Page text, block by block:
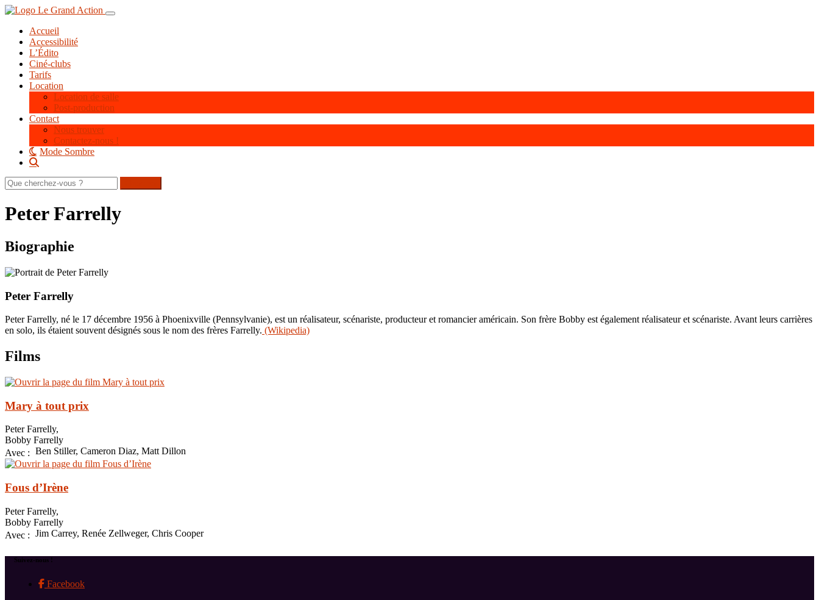
Aller
contenu
principal
Toggle navigation
Accueil
Accessibilité
L’Édito
Ciné-clubs
Tarifs
Location
Location de salle
Post-production
Contact
Nous trouver
Contactez-nous !
Mode Sombre
Rechercher
sur
site
Peter Farrelly
Biographie
Peter Farrelly
Peter Farrelly, né le 17 décembre 1956 à Phoenixville (Pennsylvanie), est un réalisateur, scénariste, producteur et romancier américain. Son frère Bobby est également réalisateur et scénariste. Avant leurs carrières
en solo, ils étaient souvent désignés sous le nom des frères Farrelly. (Wikipedia)
Films
Mary à tout prix
Peter Farrelly,
Bobby Farrelly
Avec : Ben Stiller, Cameron Diaz, Matt Dillon
Fous d’Irène
Peter Farrelly,
Bobby Farrelly
Avec : Jim Carrey, Renée Zellweger, Chris Cooper
Suivez-nous !
Facebook